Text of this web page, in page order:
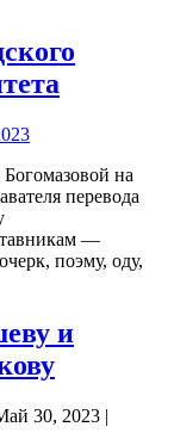
на
перевода
—
поэму, оду,
и
30, 2023 |